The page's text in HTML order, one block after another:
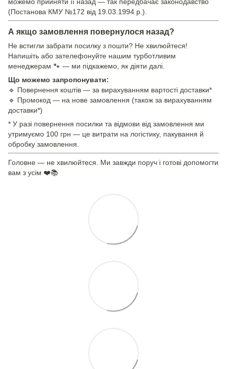
(Постанова КМУ №172 від 19.03.1994 р.).
А якщо замовлення повернулося назад?
Не встигли забрати посилку з пошти? Не хвилюйтеся!
Напишіть або зателефонуйте нашим турботливим
менеджерам 🐾 — ми підкажемо, як діяти далі.
Що можемо запропонувати:
🔹 Повернення коштів — за вирахуванням вартості доставки*
🔹 Промокод — на нове замовлення (також за вирахуванням
доставки*)
* У разі повернення посилки та відмови від замовлення ми
утримуємо 100 грн — це витрати на логістику, пакування й
обробку замовлення.
Головне — не хвилюйтеся. Ми завжди поруч і готові допомогти
вам з усім ❤️📚